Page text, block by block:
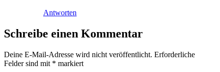
Antworten
Schreibe einen Kommentar
Deine E-Mail-Adresse wird nicht veröffentlicht. Erforderliche
Felder sind mit * markiert